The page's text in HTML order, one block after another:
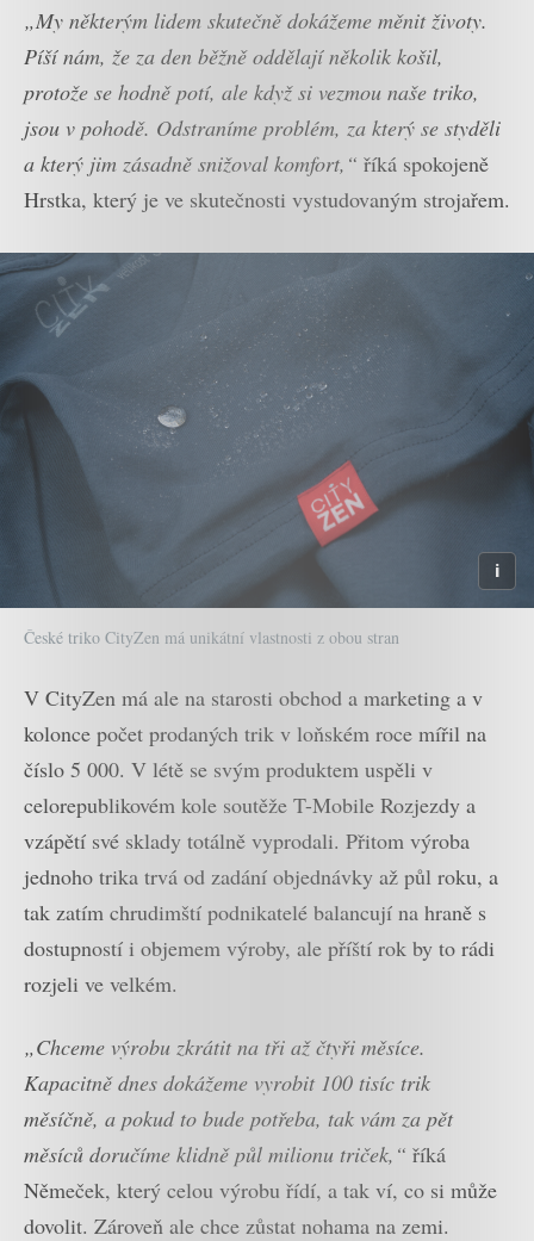
„My některým lidem skutečně dokážeme měnit životy.
Píší nám, že za den běžně oddělají několik košil,
protože se hodně potí, ale když si vezmou naše triko,
jsou v pohodě. Odstraníme problém, za který se styděli
a který jim zásadně snižoval komfort,“ říká spokojeně
Hrstka, který je ve skutečnosti vystudovaným strojařem.
České triko CityZen má unikátní vlastnosti z obou stran
V CityZen má ale na starosti obchod a marketing a v
kolonce počet prodaných trik v loňském roce mířil na
číslo 5 000. V létě se svým produktem uspěli v
celorepublikovém kole soutěže T-Mobile Rozjezdy a
vzápětí své sklady totálně vyprodali. Přitom výroba
jednoho trika trvá od zadání objednávky až půl roku, a
tak zatím chrudimští podnikatelé balancují na hraně s
dostupností i objemem výroby, ale příští rok by to rádi
rozjeli ve velkém.
„Chceme výrobu zkrátit na tři až čtyři měsíce.
Kapacitně dnes dokážeme vyrobit 100 tisíc trik
měsíčně, a pokud to bude potřeba, tak vám za pět
měsíců doručíme klidně půl milionu triček,“ říká
Němeček, který celou výrobu řídí, a tak ví, co si může
dovolit. Zároveň ale chce zůstat nohama na zemi.